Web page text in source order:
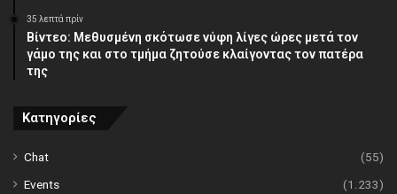
35 λεπτά πρίν
Βίντεο: Μεθυσμένη σκότωσε νύφη λίγες ώρες μετά τον
γάμο της και στο τμήμα ζητούσε κλαίγοντας τον πατέρα
της
Κατηγορίες
Chat
(55)
Events
(1.233)